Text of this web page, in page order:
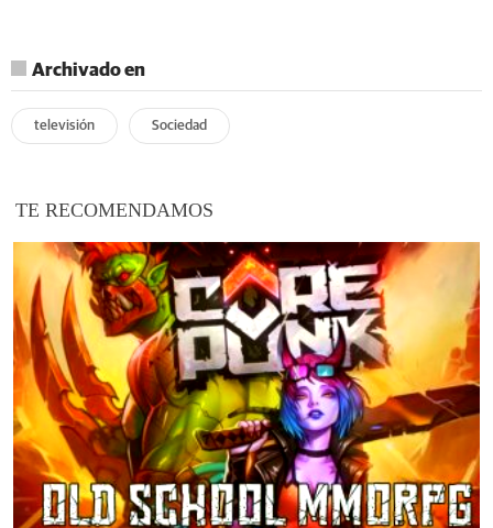
Archivado en
televisión Sociedad
TE RECOMENDAMOS